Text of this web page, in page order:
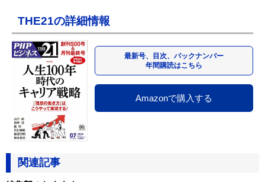
THE21の詳細情報
最新号、目次、バックナンバー
年間購読はこちら
Amazonで購入する
関連記事